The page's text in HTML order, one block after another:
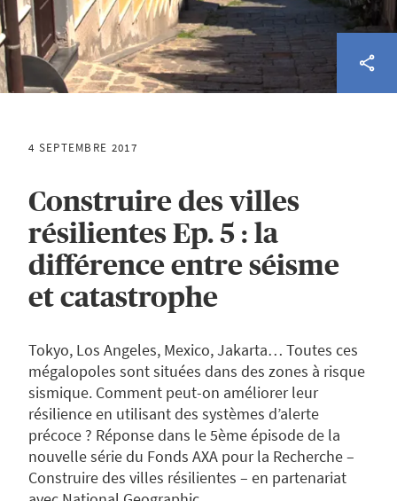
4 SEPTEMBRE 2017
Construire des villes
résilientes Ep. 5 : la
différence entre séisme
et catastrophe
Tokyo, Los Angeles, Mexico, Jakarta… Toutes ces
mégalopoles sont situées dans des zones à risque
sismique. Comment peut-on améliorer leur
résilience en utilisant des systèmes d’alerte
précoce ? Réponse dans le 5ème épisode de la
nouvelle série du Fonds AXA pour la Recherche –
Construire des villes résilientes – en partenariat